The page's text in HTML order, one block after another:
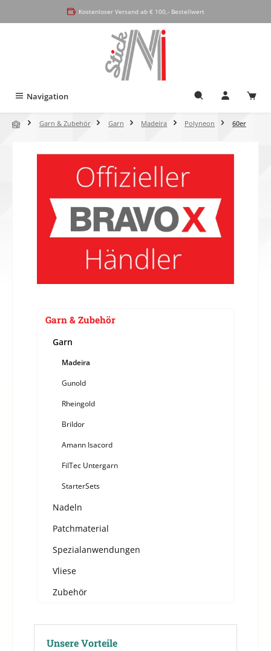
Kostenloser Versand ab € 100,- Bestellwert
Navigation
Garn & Zubehör Garn Madeira Polyneon 60er
Garn & Zubehör
Garn
Madeira
Gunold
Rheingold
Brildor
Amann Isacord
FilTec Untergarn
StarterSets
Nadeln
Patchmaterial
Spezialanwendungen
Vliese
Zubehör
Unsere Vorteile